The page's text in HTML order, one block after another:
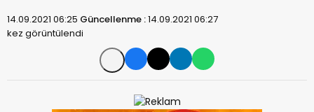
14.09.2021 06:25 Güncellenme :14.09.2021 06:27
kez görüntülendi